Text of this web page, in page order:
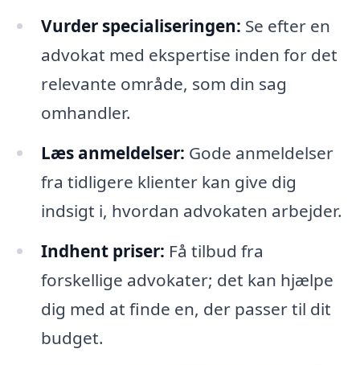
Vurder specialiseringen: Se efter en
advokat med ekspertise inden for det
relevante område, som din sag
omhandler.
Læs anmeldelser: Gode anmeldelser
fra tidligere klienter kan give dig
indsigt i, hvordan advokaten arbejder.
Indhent priser: Få tilbud fra
forskellige advokater; det kan hjælpe
dig med at finde en, der passer til dit
budget.